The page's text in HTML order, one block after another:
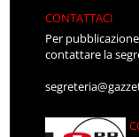
CONTATTACI
Per
contattare la